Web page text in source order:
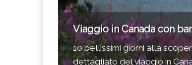
Viaggio in Canada con
10 bellissimi giorni alla
dettagliato del viaggio in